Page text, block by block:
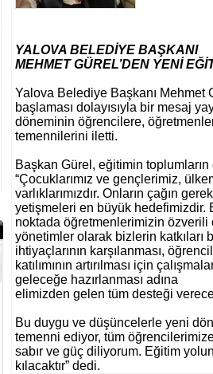
YALOVA BELEDİYE BAŞKANI
MEHMET GÜREL’DEN YENİ
Yalova Belediye Başkanı Mehmet
başlaması dolayısıyla bir mesaj
döneminin öğrencilere,
temennilerini iletti.
Başkan Gürel, eğitimin
“Çocuklarımız ve gençlerimiz,
varlıklarımızdır. Onların çağın
yetişmeleri en büyük hedefimizdir.
noktada öğretmenlerimizin özverili
yönetimler olarak bizlerin katkıları
ihtiyaçlarının karşılanması,
katılımının artırılması için
geleceğe hazırlanması adına
elimizden gelen tüm desteği
Bu duygu ve düşüncelerle yeni
temenni ediyor, tüm
sabır ve güç diliyorum. Eğitim
kılacaktır” dedi.